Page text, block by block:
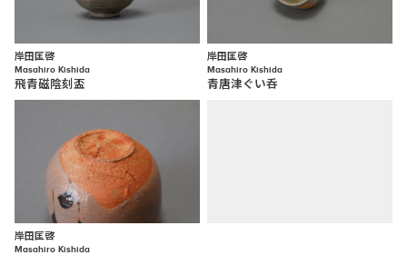
岸田匡啓
Masahiro Kishida
飛青磁陰刻盃
岸田匡啓
Masahiro Kishida
青唐津ぐい呑
岸田匡啓
Masahiro Kishida